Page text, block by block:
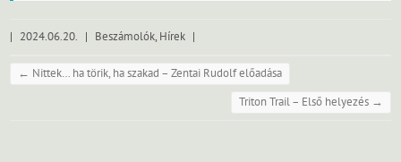
| 2024.06.20. | Beszámolók,Hírek |
← Nittek… ha törik, ha szakad – Zentai Rudolf előadása
Triton Trail – Első helyezés →